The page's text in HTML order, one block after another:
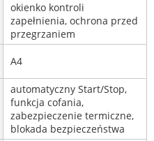
okienko kontroli
zapełnienia, ochrona przed
przegrzaniem
A4
automatyczny Start/Stop,
funkcja cofania,
zabezpieczenie termiczne,
blokada bezpieczeństwa